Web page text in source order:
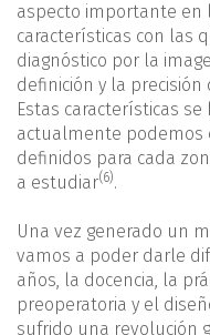
aspecto importante en
características con las
diagnóstico por la
definición y la
Estas características
actualmente podemos
definidos para cada
a estudiar(6).
Una vez generado un
vamos a poder darle
años, la docencia, la
preoperatoria y el
sufrido una revolución